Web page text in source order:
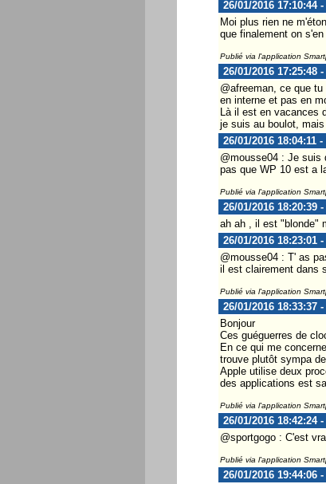
26/01/2016 17:10:44
Moi plus rien ne
que finalement on
Publié via l'application
26/01/2016 17:25:48
@afreeman, ce que
en interne et pas en
Là il est en vacances
je suis au boulot,
26/01/2016 18:04:11
@mousse04 : Je suis
pas que WP 10 est a
Publié via l'application
26/01/2016 18:20:39
ah ah , il est "blonde"
26/01/2016 18:23:01
@mousse04 : T' as
il est clairement dans
Publié via l'application
26/01/2016 18:33:37
Bonjour
Ces guéguerres de
En ce qui me
trouve plutôt sympa
Apple utilise deux
des applications est
Publié via l'application
26/01/2016 18:42:24
@sportgogo : C'est
Publié via l'application
26/01/2016 19:44:06